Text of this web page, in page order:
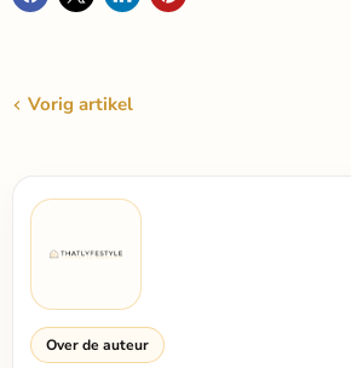
Vorig artikel
Over de auteur